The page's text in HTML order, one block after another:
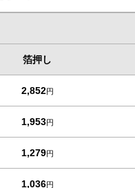
箔押し
2,852円
1,953円
1,279円
1,036円